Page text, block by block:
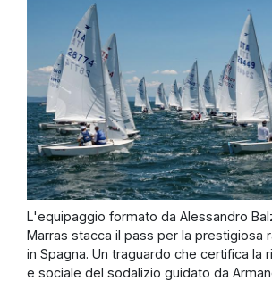
L'equipaggio formato da Alessandro
Marras stacca il pass per la prestigiosa
in Spagna. Un traguardo che certifica la
e sociale del sodalizio guidato da